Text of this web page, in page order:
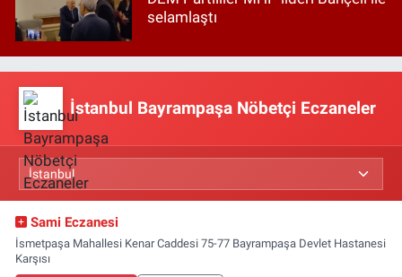
selamlaştı
İstanbul Bayrampaşa Nöbetçi Eczaneler
Sami Eczanesi
İsmetpaşa Mahallesi Kenar Caddesi 75-77 Bayrampaşa Devlet Hastanesi
Karşısı